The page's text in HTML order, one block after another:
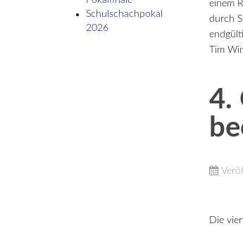
einem
durch
Tim
4.
Die
Schulschach­pokal
2026